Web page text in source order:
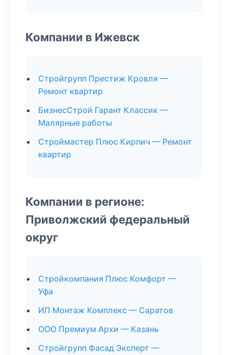
Компании в Ижевск
Стройгрупп Престиж Кровля —
Ремонт квартир
БизнесСтрой Гарант Классик —
Малярные работы
Строймастер Плюс Кирпич — Ремонт
квартир
Компании в регионе:
Приволжский федеральный
округ
Стройкомпания Плюс Комфорт —
Уфа
ИП Монтаж Комплекс — Саратов
ООО Премиум Архи — Казань
Стройгрупп Фасад Эксперт —